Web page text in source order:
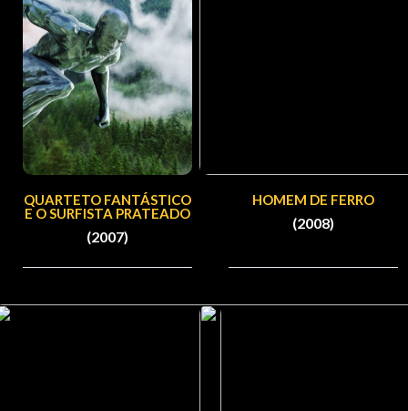
QUARTETO FANTÁSTICO
E O SURFISTA PRATEADO
(2007)
HOMEM DE FERRO
(2008)